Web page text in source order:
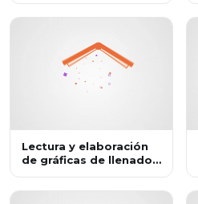
Lectura y elaboración
de gráficas de llenado